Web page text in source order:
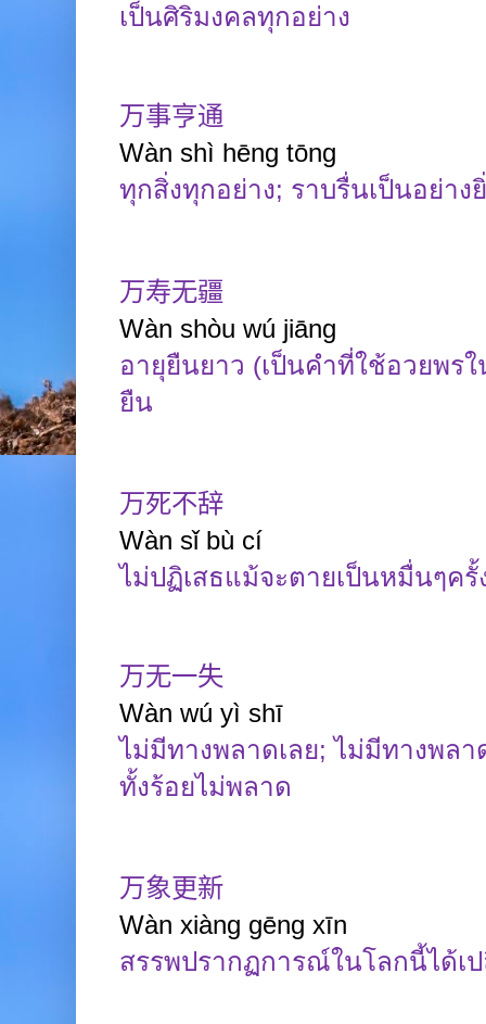
เป็นศิริมงคลทุกอย่าง
万事亨通
Wàn shì hēng tōng
ทุกสิ่งทุกอย่าง; ราบรื่นเป็นอย่าง
万寿无疆
Wàn shòu wú jiāng
อายุยืนยาว (เป็นคำที่ใช้อวยพร
ยืน
万死不辞
Wàn sǐ bù cí
ไม่ปฏิเสธแม้จะตายเป็นหมื่นๆครั้
万无一失
Wàn wú yì shī
ไม่มีทางพลาดเลย; ไม่มีทางพลา
ทั้งร้อยไม่พลาด
万象更新
Wàn xiàng gēng xīn
สรรพปรากฏการณ์ในโลกนี้ได้เ